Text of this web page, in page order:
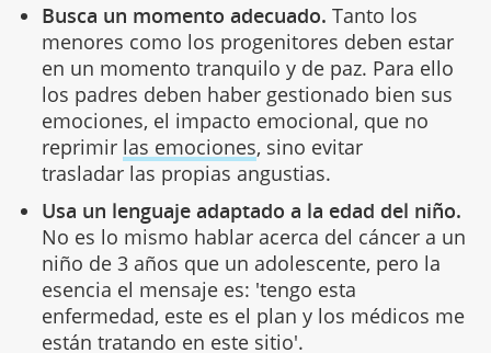
Busca un momento adecuado. Tanto los
menores como los progenitores deben estar
en un momento tranquilo y de paz. Para ello
los padres deben haber gestionado bien sus
emociones, el impacto emocional, que no
reprimir las emociones, sino evitar
trasladar las propias angustias.
Usa un lenguaje adaptado a la edad del niño.
No es lo mismo hablar acerca del cáncer a un
niño de 3 años que un adolescente, pero la
esencia el mensaje es: 'tengo esta
enfermedad, este es el plan y los médicos me
están tratando en este sitio'.